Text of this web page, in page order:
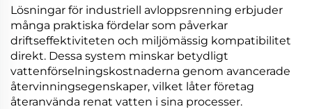
koncentrering
kristalliseringsmaskin
Lösningar för industriell avloppsrenning erbjuder
många praktiska fördelar som påverkar
driftseffektiviteten och miljömässig kompatibilitet
direkt. Dessa system minskar betydligt
vattenförselningskostnaderna genom avancerade
återvinningsegenskaper, vilket låter företag
återanvända renat vatten i sina processer.